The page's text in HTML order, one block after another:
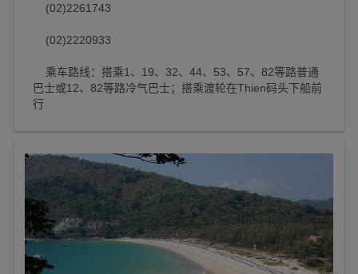
(02)2261743
(02)2220933
乘车路线：搭乘1、19、32、44、53、57、82等路普通
巴士或12、82等路冷气巴士；搭乘渡轮在Thien码头下船前
行